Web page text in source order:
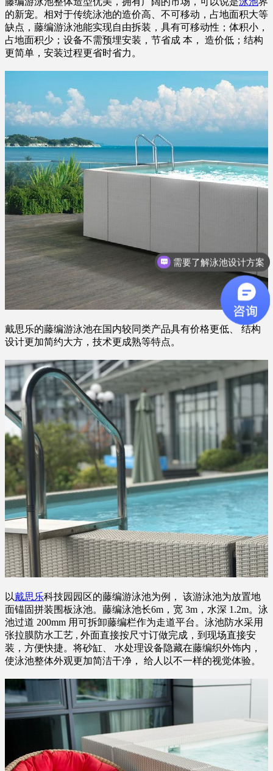
的新宠。相对于传统泳池的造价高、不可移动，占地面积大等
缺点，藤编游泳池能实现自由拆装，具有可移动性；体积小，
占地面积少；设备不需预埋安装，节省成 本， 造价低；结构
更简单，安装过程更省时省力。
戴思乐的藤编游泳池在国内较同类产品具有价格更低、 结构
设计更加简约大方，技术更成熟等特点。
以戴思乐科技园园区的藤编游泳池为例， 该游泳池为放置地
面锚固拼装围板泳池。藤编泳池长6m，宽 3m，水深 1.2m。泳
池过道 200mm 用可拆卸藤编栏作为走道平台。泳池防水采用
张拉膜防水工艺 , 外面直接按尺寸订做完成，到现场直接安
装，方便快捷。将砂缸、 水处理设备隐藏在藤编织外饰内，
使泳池整体外观更加简洁干净， 给人以不一样的视觉体验。
需要了解泳池设计方案